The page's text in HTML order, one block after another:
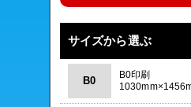
サイズから選ぶ
B0
B0印刷